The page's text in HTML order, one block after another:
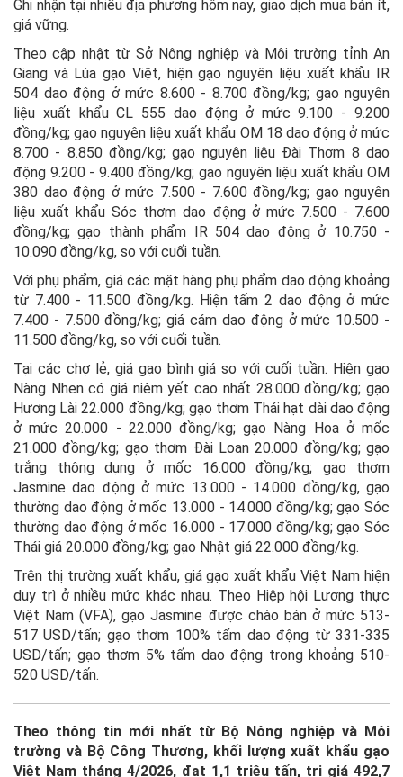
Ghi nhận tại nhiều địa phương hôm nay, giao dịch mua bán ít,
giá vững.
Theo cập nhật từ Sở Nông nghiệp và Môi trường tỉnh An
Giang và Lúa gạo Việt, hiện gạo nguyên liệu xuất khẩu IR
504 dao động ở mức 8.600 - 8.700 đồng/kg; gạo nguyên
liệu xuất khẩu CL 555 dao động ở mức 9.100 - 9.200
đồng/kg; gạo nguyên liệu xuất khẩu OM 18 dao động ở mức
8.700 - 8.850 đồng/kg; gạo nguyên liệu Đài Thơm 8 dao
động 9.200 - 9.400 đồng/kg; gạo nguyên liệu xuất khẩu OM
380 dao động ở mức 7.500 - 7.600 đồng/kg; gạo nguyên
liệu xuất khẩu Sóc thơm dao động ở mức 7.500 - 7.600
đồng/kg; gạo thành phẩm IR 504 dao động ở 10.750 -
10.090 đồng/kg, so với cuối tuần.
Với phụ phẩm, giá các mặt hàng phụ phẩm dao động khoảng
từ 7.400 - 11.500 đồng/kg. Hiện tấm 2 dao động ở mức
7.400 - 7.500 đồng/kg; giá cám dao động ở mức 10.500 -
11.500 đồng/kg, so với cuối tuần.
Tại các chợ lẻ, giá gạo bình giá so với cuối tuần. Hiện gạo
Nàng Nhen có giá niêm yết cao nhất 28.000 đồng/kg; gạo
Hương Lài 22.000 đồng/kg; gạo thơm Thái hạt dài dao động
ở mức 20.000 - 22.000 đồng/kg; gạo Nàng Hoa ở mốc
21.000 đồng/kg; gạo thơm Đài Loan 20.000 đồng/kg; gạo
trắng thông dụng ở mốc 16.000 đồng/kg; gạo thơm
Jasmine dao động ở mức 13.000 - 14.000 đồng/kg, gạo
thường dao động ở mốc 13.000 - 14.000 đồng/kg; gạo Sóc
thường dao động ở mốc 16.000 - 17.000 đồng/kg; gạo Sóc
Thái giá 20.000 đồng/kg; gạo Nhật giá 22.000 đồng/kg.
Trên thị trường xuất khẩu, giá gạo xuất khẩu Việt Nam hiện
duy trì ở nhiều mức khác nhau. Theo Hiệp hội Lương thực
Việt Nam (VFA), gạo Jasmine được chào bán ở mức 513-
517 USD/tấn; gạo thơm 100% tấm dao động từ 331-335
USD/tấn; gạo thơm 5% tấm dao động trong khoảng 510-
520 USD/tấn.
Theo thông tin mới nhất từ Bộ Nông nghiệp và Môi
trường và Bộ Công Thương, khối lượng xuất khẩu gạo
Việt Nam tháng 4/2026, đạt 1,1 triệu tấn, trị giá 492,7